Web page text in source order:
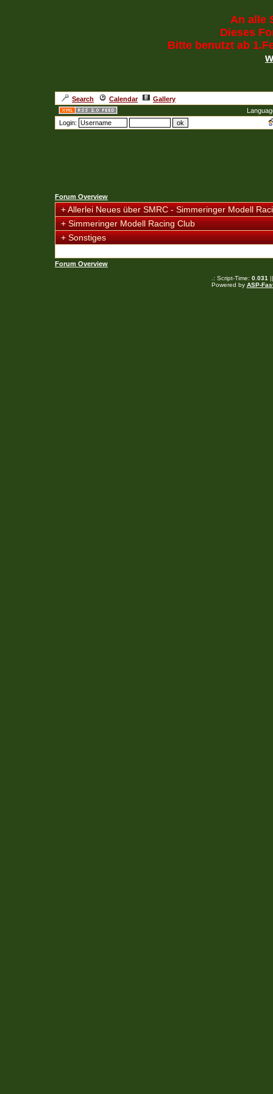
An alle
Dieses
Bitte benutzt ab
Search Calendar
Gallery
Login:
Forum Overview
+Allerlei Neues über SMRC - Simmeringer Modell
+ Simmeringer Modell Racing Club
+ Sonstiges
Forum Overview
.: Script-Time: 0.031
Powered by ASP-